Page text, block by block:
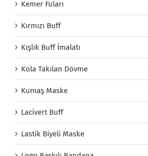
Kemer Fuları
Kırmızı Buff
Kışlık Buff İmalatı
Kola Takılan Dövme
Kumaş Maske
Lacivert Buff
Lastik Biyeli Maske